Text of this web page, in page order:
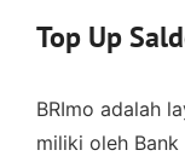
Top Up
BRImo adalah
miliki oleh Bank